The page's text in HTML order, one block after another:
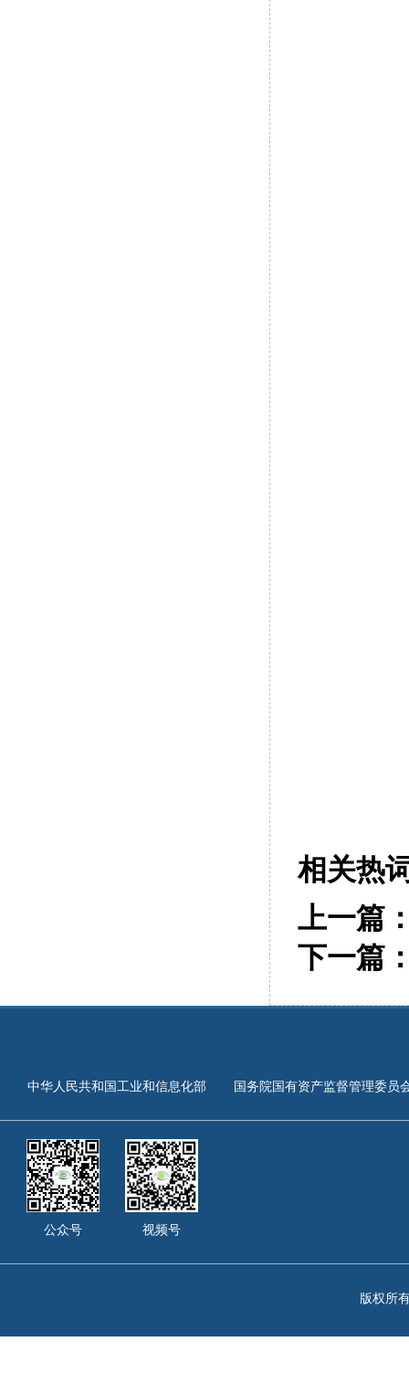
相关热
上一篇
下一篇
中华人民共和国工业和信息化部 国务院国有资产监督管理委员
公众号 视频号
版权所